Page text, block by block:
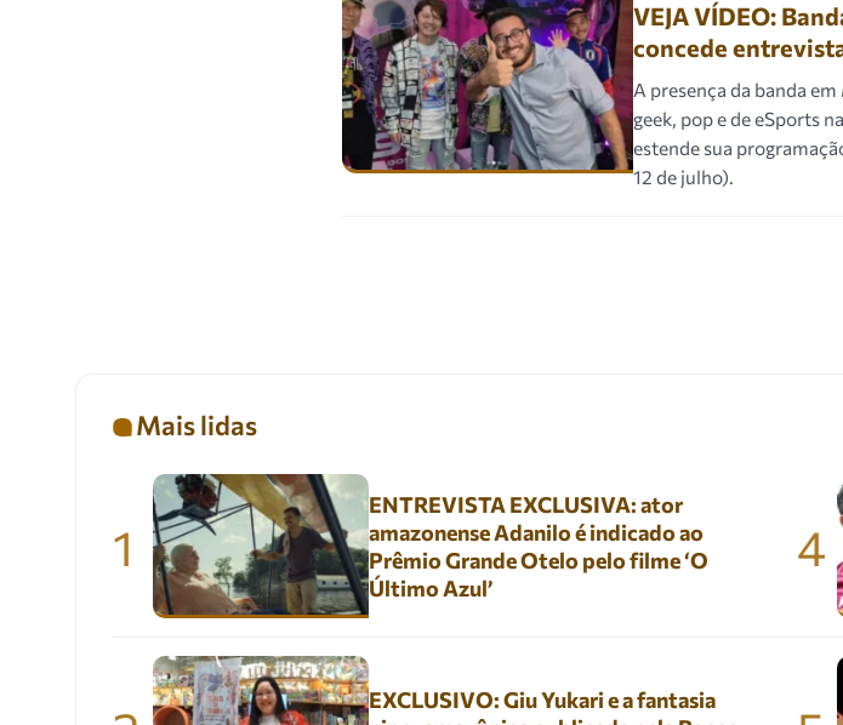
VEJA VÍDEO:
concede
A presença da banda
geek, pop e de eSports
estende sua
12 de julho).
Mais lidas
1
ENTREVISTA EXCLUSIVA: ator
amazonense Adanilo é indicado ao
Prêmio Grande Otelo pelo filme ‘O
Último Azul’
EXCLUSIVO: Giu Yukari e a fantasia
4